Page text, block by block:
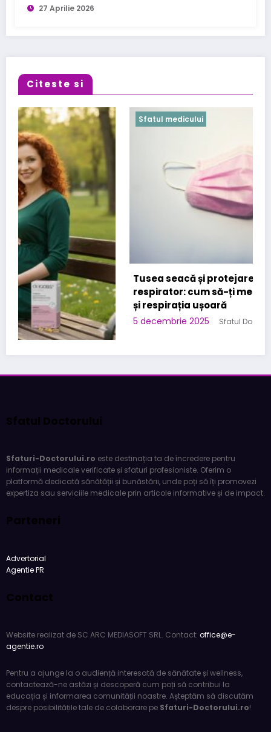
27 Aprilie 2026
Citeste si
Sfatul medicului
Tusea seacă și protejarea sistemului
respirator: cum să-ți menții plămânii sănătoși
și respirația ușoară
5 decembrie 2025 Sfatul Doctorului
Sfatul Doctorului
Sfaturi-Doctorului.ro este destinația ta de încredere pentru
informații medicale verificate și sfaturi profesioniste. Oferim o
platformă dedicată sănătății și bunăstării, unde poți să îți promovezi
expertiza sau serviciile medicale prin articole informative și de impact.
Parteneri
Advertorial
Agentie PR
Contact
Website realizat de SC ARC MEDIASOFT SRL. Contact: office@e-
agentie.ro
Pentru a ajunge la o audiență interesată de sănătate și wellness,
contactează-ne astăzi și descoperă cum poți să contribui la
educația și informarea comunității noastre. Așteptăm să discutăm
despre posibilitățile tale de colaborare pe Sfaturi-Doctorului.ro!